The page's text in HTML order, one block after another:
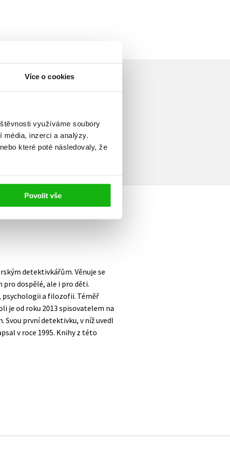
Více o cookies
využíváme soubory
inzerci a analýzy.
které poté následovaly, že
Povolit vše
detektivkářům. Věnuje se
pro dospělé, ale i pro děti.
a filozofii. Téměř
je od roku 2013 spisovatelem na
Svou první detektivku, v níž uvedl
v roce 1995. Knihy z této